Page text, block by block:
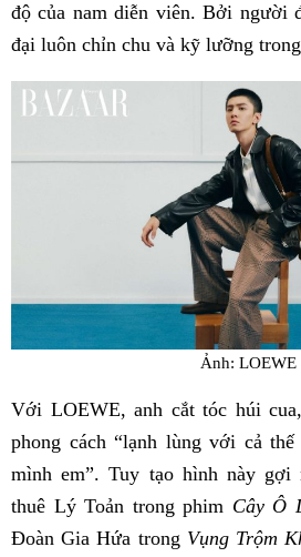
độ của nam diễn viên. Bởi người
đại luôn chỉn chu và kỹ lưỡng
Ảnh: LOEWE
Với LOEWE, anh cắt tóc húi
phong cách “lạnh lùng với cả
mình em”. Tuy tạo hình này gợi
thuê Lý Toản trong phim Cây Ô
Đoàn Gia Hứa trong Vụng Trộm